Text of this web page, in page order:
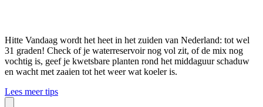
Hitte Vandaag wordt het heet in het zuiden van Nederland: tot wel
31 graden! Check of je waterreservoir nog vol zit, of de mix nog
vochtig is, geef je kwetsbare planten rond het middaguur schaduw
en wacht met zaaien tot het weer wat koeler is.
Lees meer tips